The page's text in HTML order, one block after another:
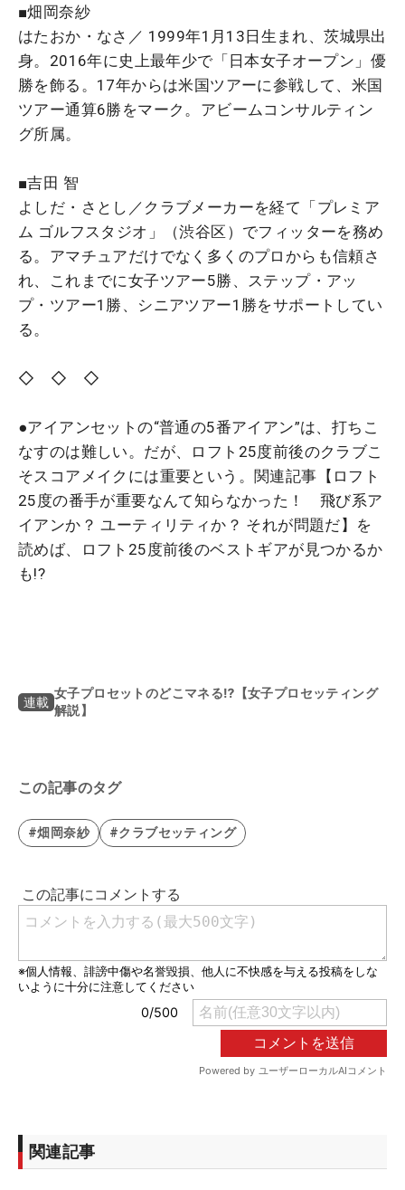
■畑岡奈紗
はたおか・なさ／ 1999年1月13日生まれ、茨城県出
身。2016年に史上最年少で「日本女子オープン」優
勝を飾る。17年からは米国ツアーに参戦して、米国
ツアー通算6勝をマーク。アビームコンサルティン
グ所属。
■吉田 智
よしだ・さとし／クラブメーカーを経て「プレミア
ム ゴルフスタジオ」（渋谷区）でフィッターを務め
る。アマチュアだけでなく多くのプロからも信頼さ
れ、これまでに女子ツアー5勝、ステップ・アッ
プ・ツアー1勝、シニアツアー1勝をサポートしてい
る。
◇ ◇ ◇
●アイアンセットの“普通の5番アイアン”は、打ちこ
なすのは難しい。だが、ロフト25度前後のクラブこ
そスコアメイクには重要という。関連記事【ロフト
25度の番手が重要なんて知らなかった！ 飛び系ア
イアンか？ ユーティリティか？ それが問題だ】を
読めば、ロフト25度前後のベストギアが見つかるか
も!?
連載
女子プロセットのどこマネる⁉【女子プロセッティング
解説】
この記事のタグ
#畑岡奈紗 #クラブセッティング
関連記事